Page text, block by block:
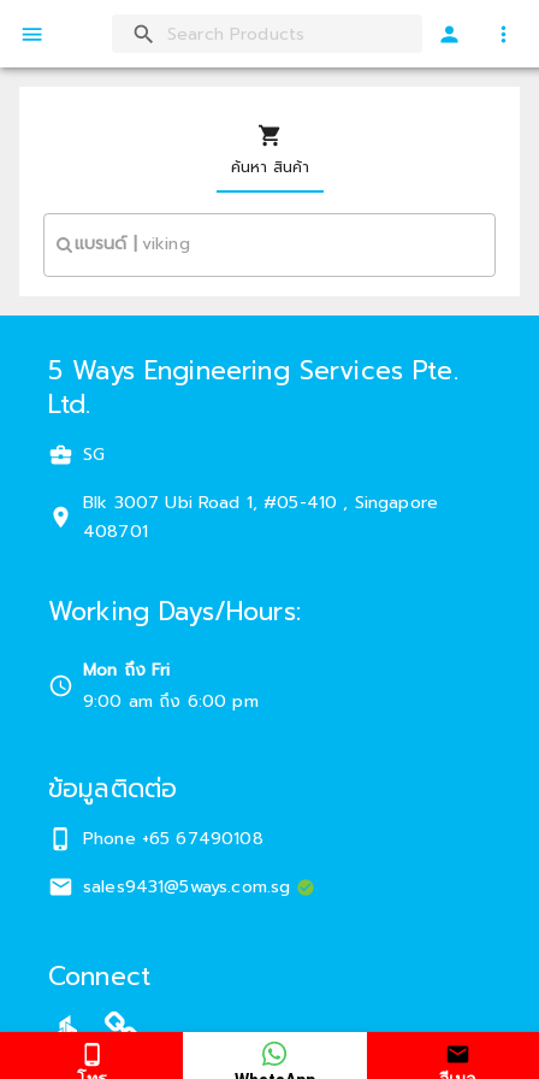
ค้นหา สินค้า
แบรนด์|
5 Ways Engineering Services Pte.
Ltd.
SG
Blk 3007 Ubi Road 1, #05-410 , Singapore
408701
Working Days/Hours:
Mon ถึง Fri
9:00 am ถึง 6:00 pm
ข้อมูลติดต่อ
Phone +65 67490108
sales9431@5ways.com.sg
Connect